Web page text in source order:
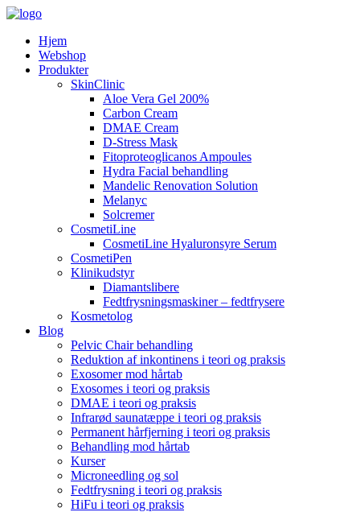
Hjem
Webshop
Produkter
SkinClinic
Aloe Vera Gel 200%
Carbon Cream
DMAE Cream
D-Stress Mask
Fitoproteoglicanos Ampoules
Hydra Facial behandling
Mandelic Renovation Solution
Melanyc
Solcremer
CosmetiLine
CosmetiLine Hyaluronsyre Serum
CosmetiPen
Klinikudstyr
Diamantslibere
Fedtfrysningsmaskiner – fedtfrysere
Kosmetolog
Blog
Pelvic Chair behandling
Reduktion af inkontinens i teori og praksis
Exosomer mod hårtab
Exosomes i teori og praksis
DMAE i teori og praksis
Infrarød saunatæppe i teori og praksis
Permanent hårfjerning i teori og praksis
Behandling mod hårtab
Kurser
Microneedling og sol
Fedtfrysning i teori og praksis
HiFu i teori og praksis